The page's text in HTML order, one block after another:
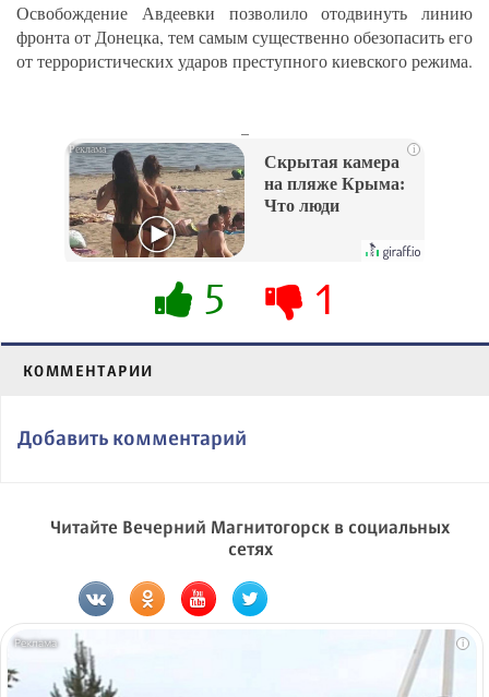
Освобождение Авдеевки позволило отодвинуть линию
фронта от Донецка, тем самым существенно обезопасить его
от террористических ударов преступного киевского режима.
i
Скрытая камера
на пляже Крыма:
Что люди
их не видят...
5 1
КОММЕНТАРИИ
Добавить комментарий
Читайте Вечерний Магнитогорск в социальных
сетях
i